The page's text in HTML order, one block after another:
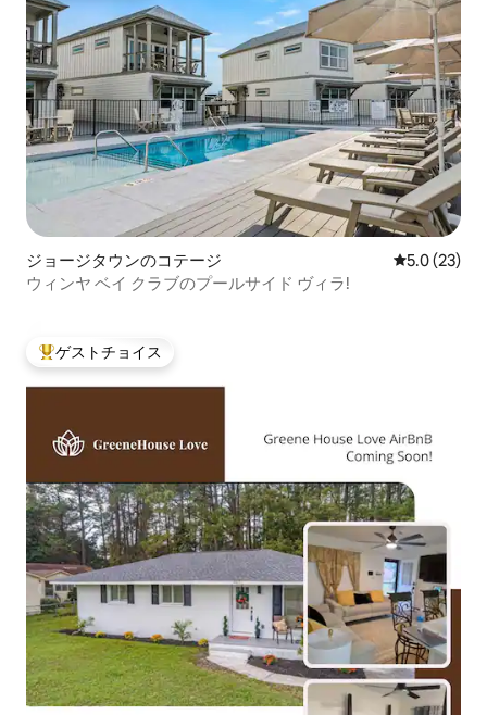
ジョージタウンのコテージ レビュー23
5.0 (23)
ウィンヤ ベイ クラブのプールサイド ヴィラ!
大好評のゲストチョイスです。
ゲストチョイス